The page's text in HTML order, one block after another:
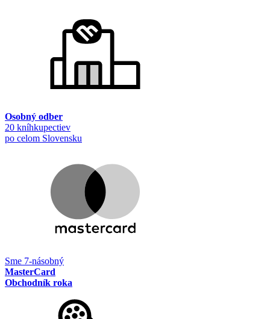
Osobný odber
20 kníhkupectiev
po celom Slovensku
Sme 7-násobný
MasterCard
Obchodník roka